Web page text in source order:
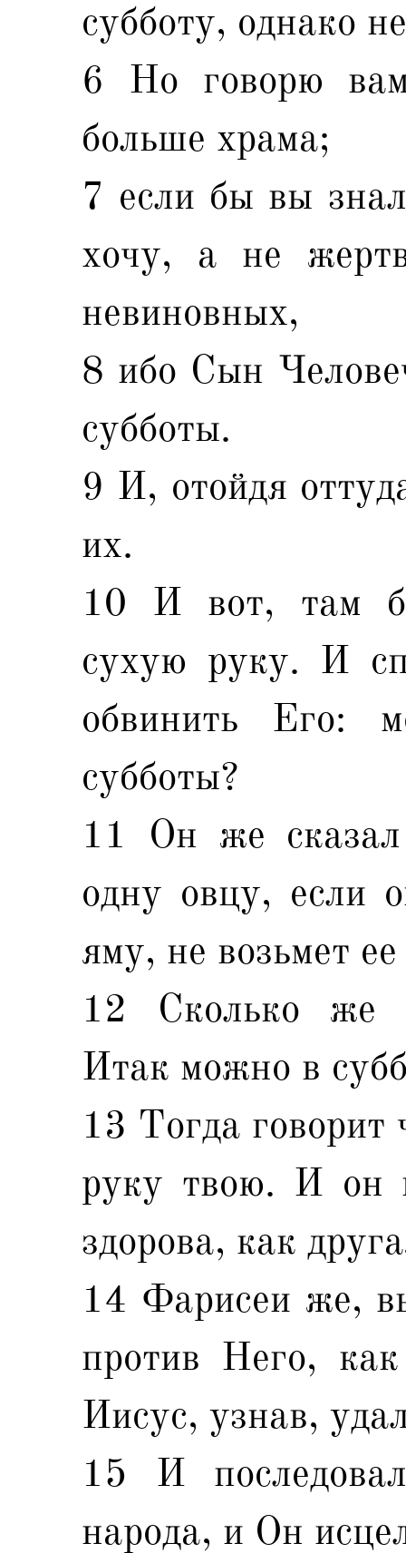
субботу, однако
6 Но говорю
больше храма;
7 если бы вы
хочу, а не
невиновных,
8 ибо Сын
субботы.
9 И, отойдя
их.
10 И вот, там
сухую руку. И
обвинить Его:
субботы?
11 Он же
одну овцу, если
яму, не возьмет
12 Сколько же
Итак можно в
13 Тогда говорит
руку твою. И он
здорова, как
14 Фарисеи же,
против Него,
Иисус, узнав,
15 И
народа, и Он